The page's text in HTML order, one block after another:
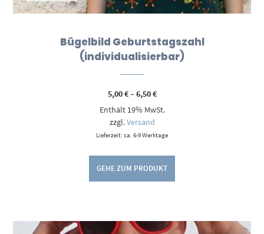
Bügelbild Geburtstagszahl
(individualisierbar)
5,00€–6,50€Preisspanne:
bis
Enthält 19% MwSt.
zzgl.Versand
Lieferzeit: ca. 6-9 Werktage
GEHE ZUM PRODUKT